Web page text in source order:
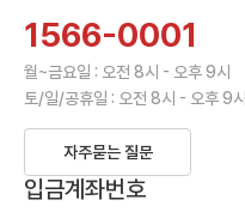
1566-0001
월~금요일 : 오전 8시 - 오후 9시
토/일/공휴일 : 오전 8시 - 오후 9시
자주묻는 질문
입금계좌번호